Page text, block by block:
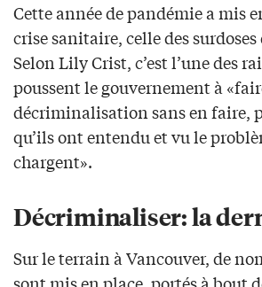
Cette année de pandémie a mis
crise sanitaire, celle des surdoses
Selon Lily Crist, c’est l’une des
poussent le gouvernement à
décriminalisation sans en faire,
qu’ils ont entendu et vu le
chargent».
Décriminaliser: la
Sur le terrain à Vancouver, de